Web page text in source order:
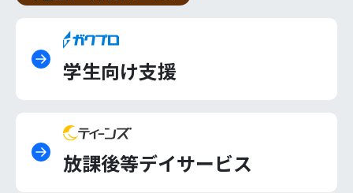
学生向け支援
放課後等デイサービス